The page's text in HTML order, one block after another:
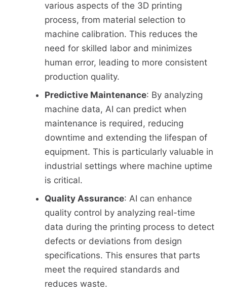
various aspects of the 3D printing
process, from material selection to
machine calibration. This reduces the
need for skilled labor and minimizes
human error, leading to more consistent
production quality.
Predictive Maintenance: By analyzing
machine data, AI can predict when
maintenance is required, reducing
downtime and extending the lifespan of
equipment. This is particularly valuable in
industrial settings where machine uptime
is critical.
Quality Assurance: AI can enhance
quality control by analyzing real-time
data during the printing process to detect
defects or deviations from design
specifications. This ensures that parts
meet the required standards and
reduces waste.